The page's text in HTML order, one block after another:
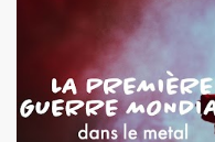
Sense Of Fear